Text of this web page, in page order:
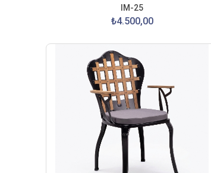
IM-25
₺4.500,00